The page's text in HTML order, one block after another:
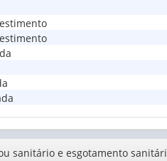
sanitário e esgotamento